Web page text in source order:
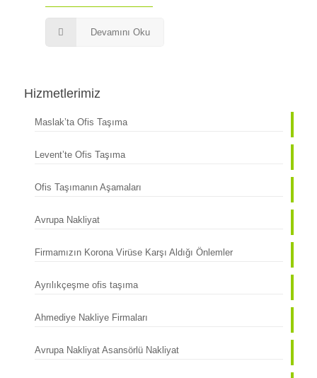
Devamını Oku
Hizmetlerimiz
Maslak’ta Ofis Taşıma
Levent’te Ofis Taşıma
Ofis Taşımanın Aşamaları
Avrupa Nakliyat
Firmamızın Korona Virüse Karşı Aldığı Önlemler
Ayrılıkçeşme ofis taşıma
Ahmediye Nakliye Firmaları
Avrupa Nakliyat Asansörlü Nakliyat